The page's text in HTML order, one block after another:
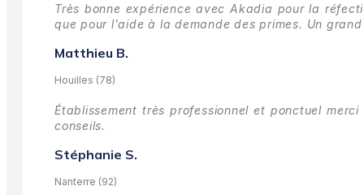
Très bonne expérience avec Akadia pour la
que pour l'aide à la demande des primes. Un
Matthieu B.
Houilles (78)
Établissement très professionnel et ponctuel
conseils.
Stéphanie S.
Nanterre (92)